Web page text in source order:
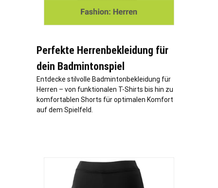
Perfekte Herrenbekleidung für
dein Badmintonspiel
Entdecke stilvolle Badmintonbekleidung für
Herren – von funktionalen T-Shirts bis hin zu
komfortablen Shorts für optimalen Komfort
auf dem Spielfeld.